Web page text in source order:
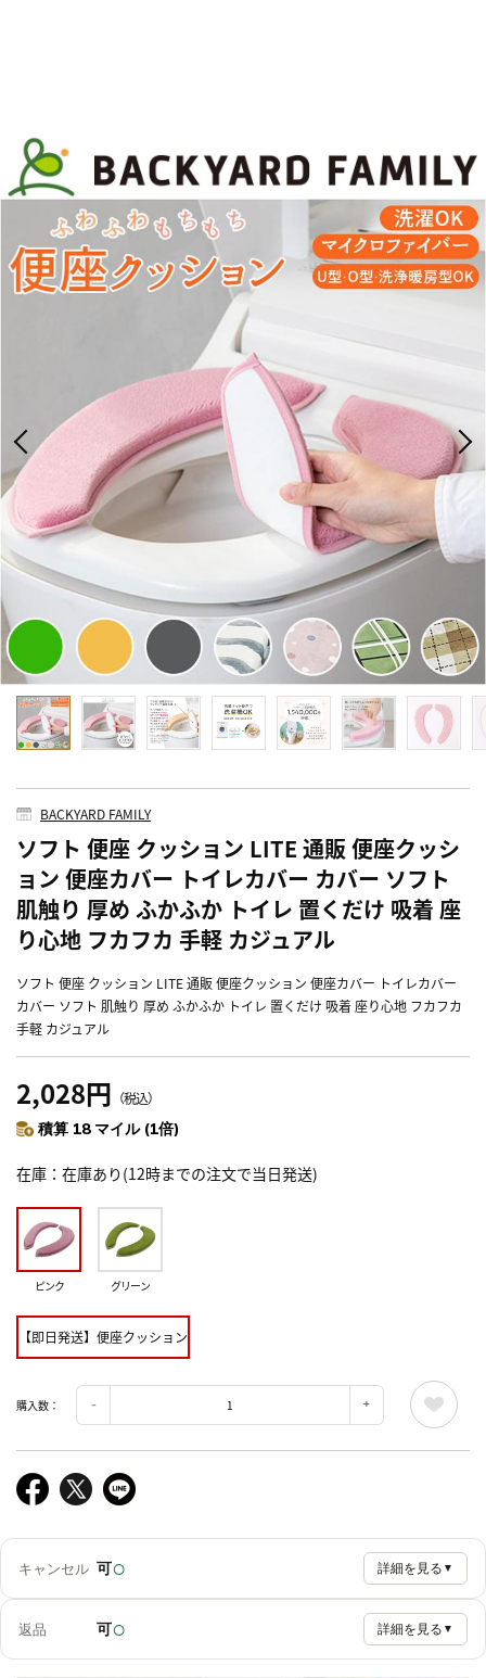
BACKYARD FAMILY
ソフト 便座 クッション LITE 通販 便座クッシ
ョン 便座カバー トイレカバー カバー ソフト
肌触り 厚め ふかふか トイレ 置くだけ 吸着 座
り心地 フカフカ 手軽 カジュアル
ソフト 便座 クッション LITE 通販 便座クッション 便座カバー トイレカバー
カバー ソフト 肌触り 厚め ふかふか トイレ 置くだけ 吸着 座り心地 フカフカ
手軽 カジュアル
2,028円 （税込）
積算 18 マイル (1倍)
在庫 在庫あり(12時までの注文で当日発送)
ピンク グリーン
【即日発送】便座クッション
購入数：
キャンセル 可○ 詳細を見る ▼
返品 可○ 詳細を見る ▼